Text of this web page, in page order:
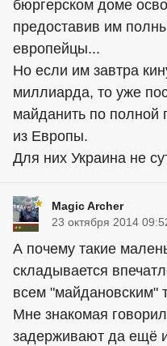
бюргерском доме
предоставив им
европейцы...
Но если им завтра
миллиарда, то уже
майданить по полной
из Европы.
Для них Украина не
Magic Archer
23 октября 2014
А почему такие
складывается
всем "майдановским"
Мне знакомая
задерживают да ещё